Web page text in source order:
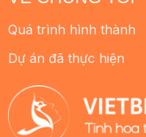
Quá trình hình thành
Dự án đã thực hiện